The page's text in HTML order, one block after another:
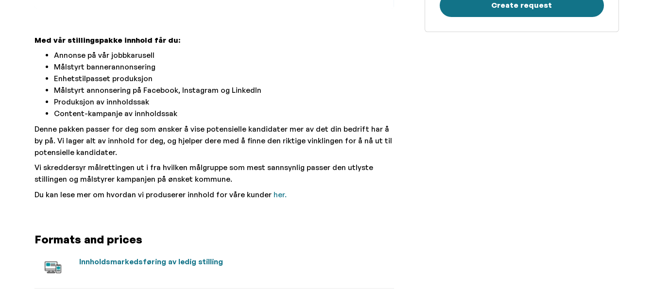
Med vår stillingspakke innhold får du:
Annonse på vår jobbkarusell
Målstyrt bannerannonsering
Enhetstilpasset produksjon
Målstyrt annonsering på Facebook, Instagram og LinkedIn
Produksjon av innholdssak
Content-kampanje av innholdssak
Denne pakken passer for deg som ønsker å vise potensielle kandidater mer av det din bedrift har å
by på. Vi lager alt av innhold for deg, og hjelper dere med å finne den riktige vinklingen for å nå ut til
potensielle kandidater.
Vi skreddersyr målrettingen ut i fra hvilken målgruppe som mest sannsynlig passer den utlyste
stillingen og målstyrer kampanjen på ønsket kommune.
Du kan lese mer om hvordan vi produserer innhold for våre kunder her.
Formats and prices
Innholdsmarkedsføring av ledig stilling
Create request